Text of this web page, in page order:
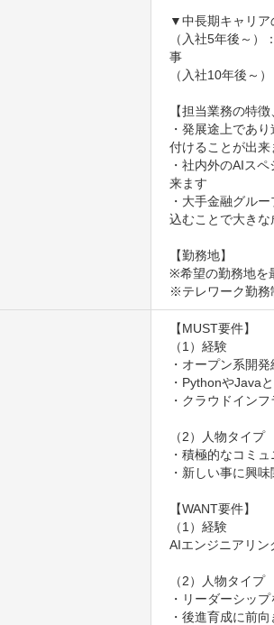
▼中長期キャリア
（入社5年後～
事
（入社10年後～
【担当業務の特
・発展途上であ
付けることが出来
・社内外のAIス
来ます
・大手金融グル
込むことで大き
【勤務地】
※希望の勤務地を
※テレワーク勤務
【MUST要件】
（1）経験
・オープン系開
・PythonやJava
・クラウドイン
（2）人物タイプ
・積極的なコミ
・新しい事に興
【WANT要件】
（1）経験
AIエンジニアリン
（2）人物タイプ
・リーダーシッ
・後進育成に前向